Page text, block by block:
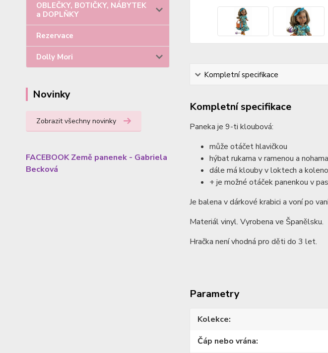
OBLEČKY, BOTIČKY, NÁBYTEK
a DOPLŇKY
Rezervace
Dolly Mori
Novinky
Zobrazit všechny novinky
FACEBOOK Země panenek - Gabriela
Becková
Kompletní specifikace
Kompletní specifikace
Paneka je 9-ti kloubová:
může otáčet hlavičkou
hýbat rukama v ramenou a
dále má klouby v loktech a
+ je možné otáček panenkou v
Je balena v dárkové krabici a voní po
Materiál vinyl. Vyrobena ve Španělsku.
Hračka není vhodná pro děti do 3 let.
Parametry
Kolekce
Čáp nebo vrána